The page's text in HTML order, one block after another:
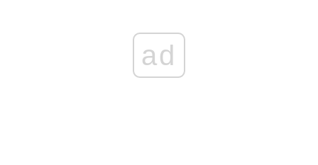
ad